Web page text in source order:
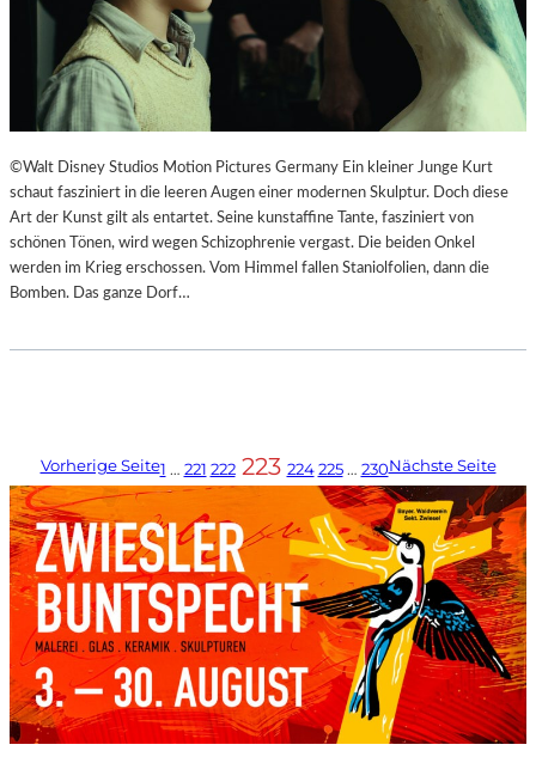
©Walt Disney Studios Motion Pictures Germany Ein kleiner Junge Kurt
schaut fasziniert in die leeren Augen einer modernen Skulptur. Doch diese
Art der Kunst gilt als entartet. Seine kunstaffine Tante, fasziniert von
schönen Tönen, wird wegen Schizophrenie vergast. Die beiden Onkel
werden im Krieg erschossen. Vom Himmel fallen Staniolfolien, dann die
Bomben. Das ganze Dorf…
Vorherige Seite1 … 221 222 223 224 225 … 230Nächste Seite